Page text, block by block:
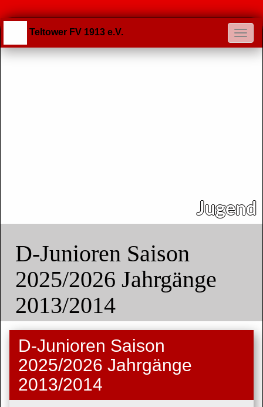
Teltower FV 1913 e.V.
Jugend
D-Junioren Saison
2025/2026 Jahrgänge
2013/2014
D-Junioren Saison
2025/2026 Jahrgänge
2013/2014